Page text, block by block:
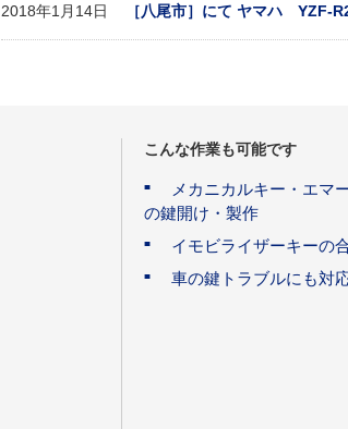
2018年1月14日 ［八尾市］にて ヤマハ YZF-
こんな作業も可能です
メカニカルキー・エマ
の鍵開け・製作
イモビライザーキーの
車の鍵トラブルにも対